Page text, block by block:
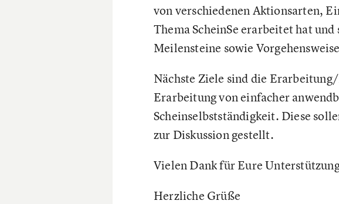
von verschiedenen Aktionsarten,
Thema ScheinSe erarbeitet hat
Meilensteine sowie
Nächste Ziele sind die
Erarbeitung von einfacher
Scheinselbstständigkeit. Diese
zur Diskussion gestellt.
Vielen Dank für Eure
Herzliche Grüße